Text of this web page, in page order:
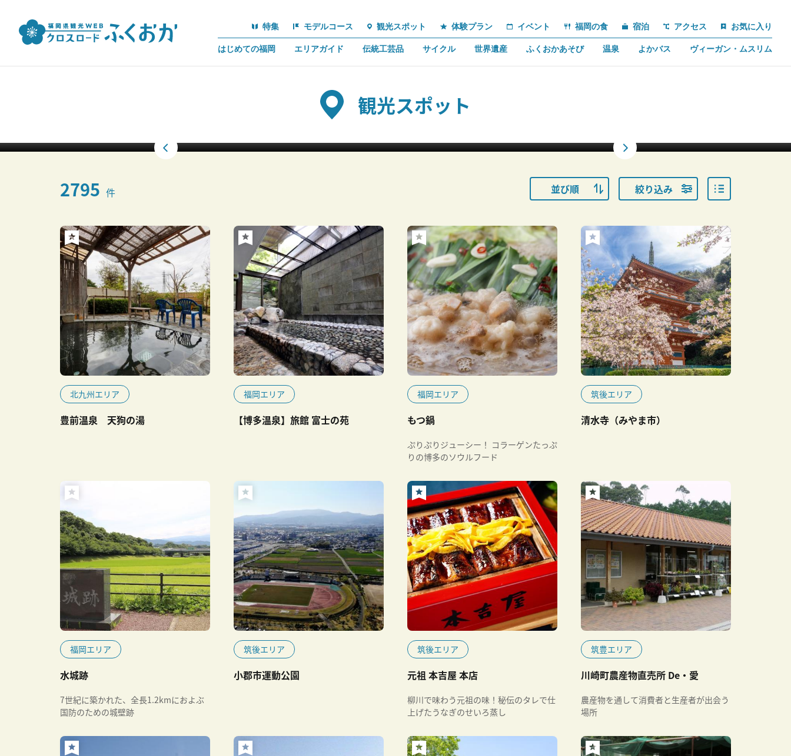
特集 モデルコース 観光スポット 体験プラン イベント 福岡の食 宿泊 アクセス お気に入り
はじめての福岡 エリアガイド 伝統工芸品 サイクル 世界遺産 ふくおかあそび 温泉 よかバス ヴィーガン・ムスリム
観光スポット
2795 件 並び順 絞り込み
北九州エリア
豊前温泉 天狗の湯
福岡エリア
【博多温泉】旅館 富士の苑
福岡エリア
もつ鍋
ぷりぷりジューシー！ コラーゲンたっぷ
りの博多のソウルフード
筑後エリア
清水寺（みやま市）
福岡エリア
水城跡
7世紀に築かれた、全長1.2kmにおよぶ
国防のための城壁跡
筑後エリア
小郡市運動公園
筑後エリア
元祖 本吉屋 本店
柳川で味わう元祖の味！秘伝のタレで仕
上げたうなぎのせいろ蒸し
筑豊エリア
川崎町農産物直売所 De・愛
農産物を通して消費者と生産者が出会う
場所